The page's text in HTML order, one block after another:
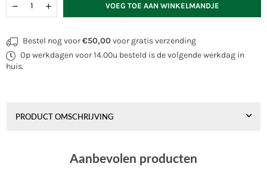
VOEG TOE AAN WINKELMANDJE
Bestel nog voor€50,00voor gratis verzending
Op werkdagen voor 14.00u besteld is de volgende werkdag in
huis.
PRODUCT OMSCHRIJVING
Aanbevolen producten